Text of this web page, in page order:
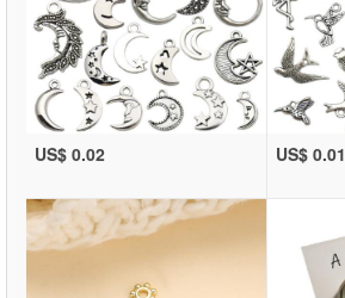
US$ 0.02 US$ 0.01